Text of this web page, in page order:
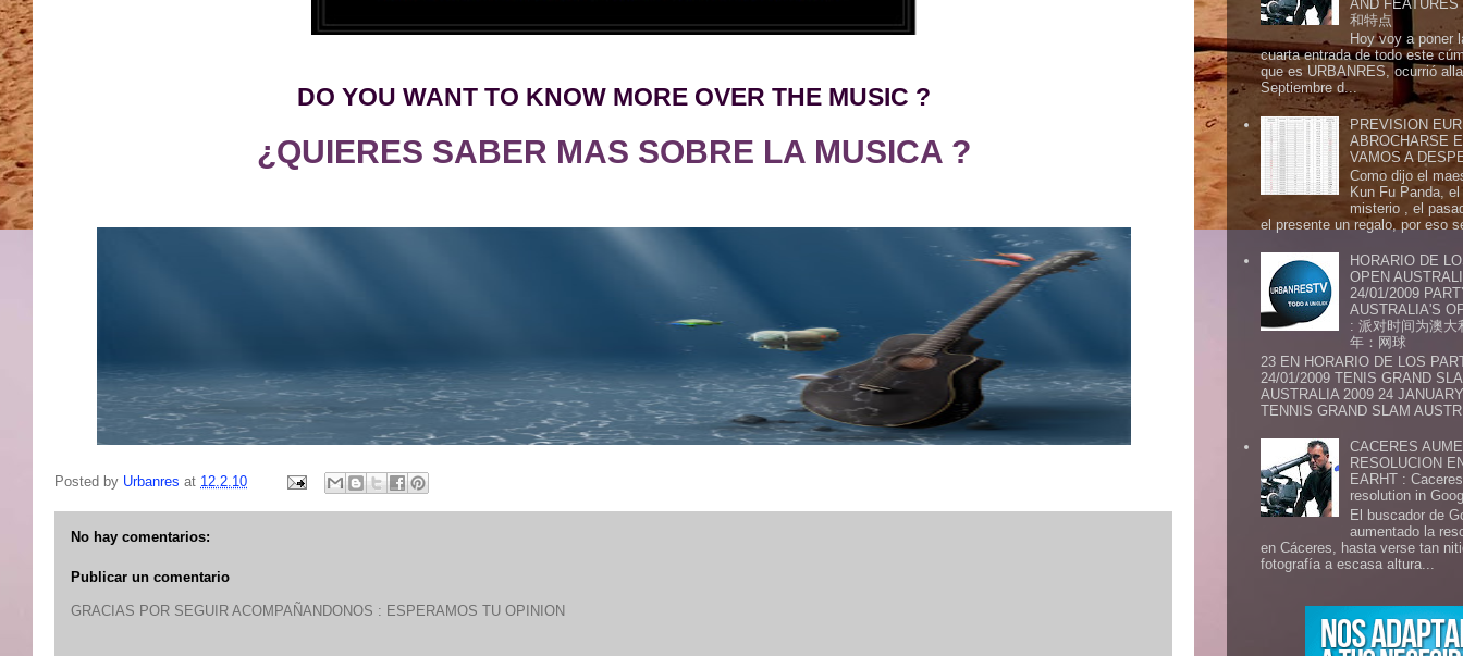
DO YOU WANT TO KNOWMORE OVER THE MUSIC ?
¿QUIERES SABER MAS SOBRE LA MUSICA ?
Posted by Urbanres at 12.2.10
No hay comentarios:
Publicar un comentario
GRACIAS POR SEGUIR ACOMPAÑANDONOS : ESPERAMOS TU OPINION
AND
和特点
Hoy voy a poner
cuarta entrada de todo este
que es URBANRES, ocurrió
Septiembre d...
PREVISION
ABROCHARSE
VAMOS A
Como dijo el
Kun Fu Panda,
misterio , el
el presente un regalo, por eso
HORARIO DE
OPEN
24/01/2009
AUSTRALIA'S
: 派对时间为澳大
年：网球
23 EN HORARIO DE LOS
24/01/2009 TENIS GRAND
AUSTRALIA 2009 24
TENNIS GRAND SLAM
CACERES
RESOLUCION
EARHT :
resolution in
El buscador de
aumentado la
en Cáceres, hasta verse tan
fotografía a escasa altura...